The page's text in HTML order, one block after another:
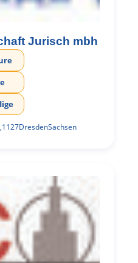
Jurisch mbh
,1127DresdenSachsen